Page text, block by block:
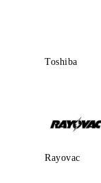
Toshiba
Rayovac